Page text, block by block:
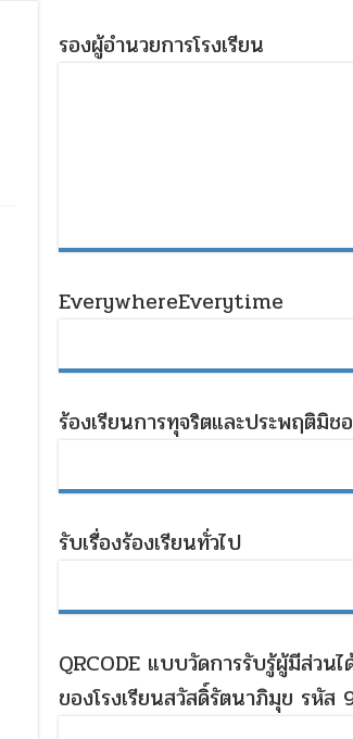
รองผู้อำนวยการโรงเรียน
EverywhereEverytime
ร้องเรียนการทุจริตและประพฤติมิช
รับเรื่องร้องเรียนทั่วไป
QRCODE แบบวัดการรับรู้ผู้มีส่วน
ของโรงเรียนสวัสดิ์รัตนาภิมุข รหัส